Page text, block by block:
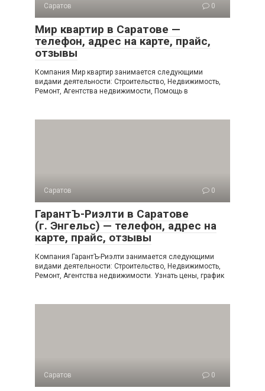
Саратов 0
Мир квартир в Саратове —
телефон, адрес на карте, прайс,
отзывы
Компания Мир квартир занимается следующими
видами деятельности: Строительство, Недвижимость,
Ремонт, Агентства недвижимости, Помощь в
Саратов 0
ГарантЪ-Риэлти в Саратове
(г. Энгельс) — телефон, адрес на
карте, прайс, отзывы
Компания ГарантЪ-Риэлти занимается следующими
видами деятельности: Строительство, Недвижимость,
Ремонт, Агентства недвижимости. Узнать цены, график
Саратов 0